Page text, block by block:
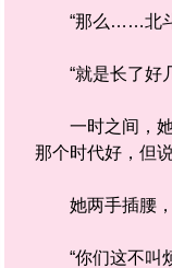
“那么……北斗
“就是长了好几
一时之间，她
那个时代好，但
她两手插腰，
“你们这不叫烦